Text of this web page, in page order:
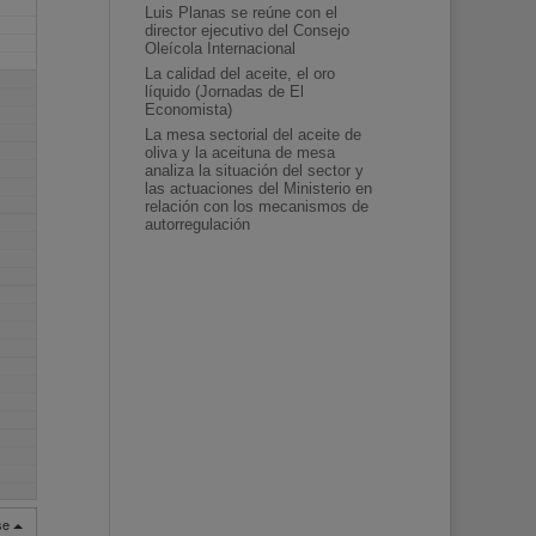
Luis Planas se reúne con el
director ejecutivo del Consejo
Oleícola Internacional
La calidad del aceite, el oro
líquido (Jornadas de El
Economista)
La mesa sectorial del aceite de
oliva y la aceituna de mesa
analiza la situación del sector y
las actuaciones del Ministerio en
relación con los mecanismos de
autorregulación